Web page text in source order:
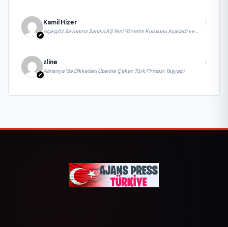
Kamil Hizer
Açıkgöz Savunma Sanayi AŞ Yeni Yönetim Kurulunu Açıkladı ve
Savunma Sanayinde Küresel Vizyon Vurgusu
zline
Almanya’da Dikkatleri Üzerine Çeken Türk Firması: Taşyapı